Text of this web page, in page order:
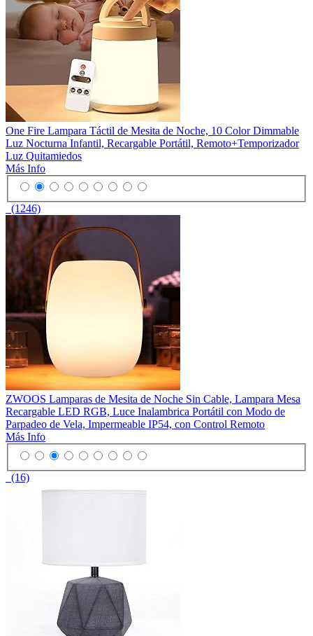
One Fire Lampara Táctil de Mesita de Noche, 10 Color Dimmable
Luz Nocturna Infantil, Recargable Portátil, Remoto+Temporizador
Luz Quitamiedos
Más Info
(1246)
ZWOOS Lamparas de Mesita de Noche Sin Cable, Lampara Mesa
Recargable LED RGB, Luce Inalambrica Portátil con Modo de
Parpadeo de Vela, Impermeable IP54, con Control Remoto
Más Info
(16)